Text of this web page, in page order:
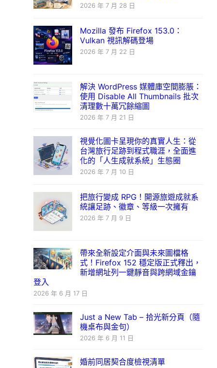
2026 年 7 月 28 日
Mozilla 發布 Firefox 153.0：
Vulkan 視訊解碼登場
2026 年 7 月 22 日
解決 WordPress 媒體庫空間膨脹：
使用 Disable All Thumbnails 批次
清理數十萬冗餘縮圖
2026 年 7 月 21 日
視覺化圖卡呈現你的真實人生：從
台灣旅行足跡到程式職涯，全面進
化的「人生成就系統」生態圈
2026 年 7 月 10 日
把旅行變成 RPG！開源旅遊成就系
統讓足跡、徽章、等級一次擁有
2026 年 7 月 9 日
帶來全新設定介面與未來圖檔格
式！Firefox 152 穩定版正式釋出，
新增網址列一鍵靜音與跨網域金鑰
登入
2026 年 6 月 17 日
Just a New Tab – 拾光新分頁（隨
機桌布與金句）
2026 年 6 月 11 日
婚前同居契合度檢視清單